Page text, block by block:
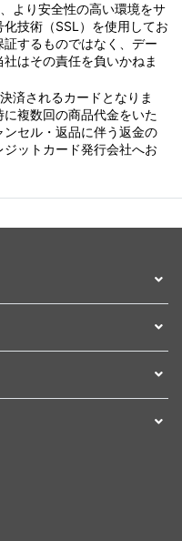
より安全性の高い環境をサ
技術（SSL）を使用してお
するものではなく、デー
はその責任を負いかねま
済されるカードとなりま
複数回の商品代金をいた
セル・返品に伴う返金の
ットカード発行会社へお